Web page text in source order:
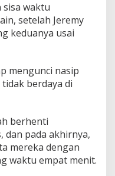
sisa waktu
setelah Jeremy
keduanya usai
mengunci nasip
berdaya di
berhenti
dan pada akhirnya,
mereka dengan
waktu empat menit.